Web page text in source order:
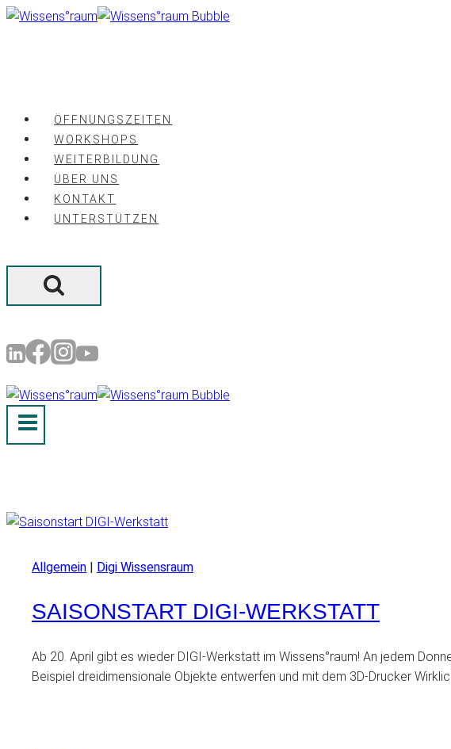
Zum
ÖFFNUNGSZEITEN
WORKSHOPS
WEITERBILDUNG
ÜBER UNS
KONTAKT
UNTERSTÜTZEN
Allgemein | Digi Wissensraum
SAISONSTART DIGI-WERKSTATT
Ab 20. April gibt es wieder DIGI-Werkstatt im Wissens°raum! An jedem
Beispiel dreidimensionale Objekte entwerfen und mit dem 3D-Drucker